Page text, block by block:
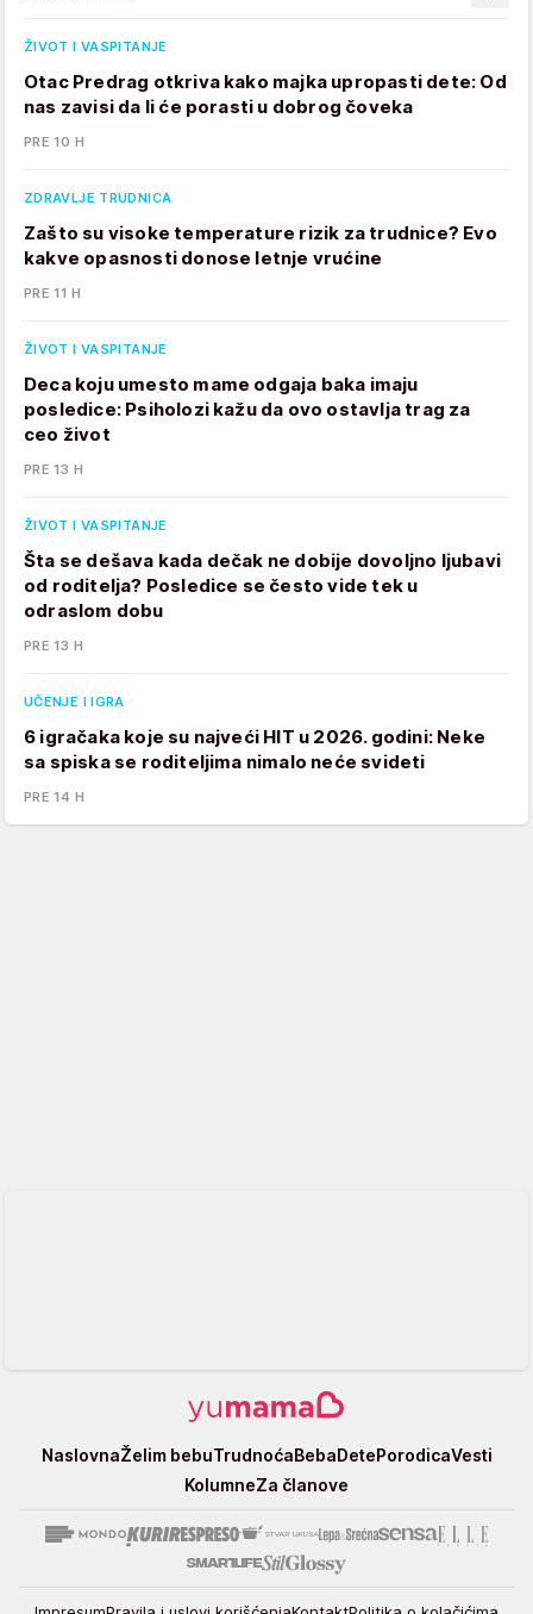
ŽIVOT I VASPITANJE
Otac Predrag otkriva kako majka upropasti dete: Od
nas zavisi da li će porasti u dobrog čoveka
PRE 10 H
ZDRAVLJE TRUDNICA
Zašto su visoke temperature rizik za trudnice? Evo
kakve opasnosti donose letnje vrućine
PRE 11 H
ŽIVOT I VASPITANJE
Deca koju umesto mame odgaja baka imaju
posledice: Psiholozi kažu da ovo ostavlja trag za
ceo život
PRE 13 H
ŽIVOT I VASPITANJE
Šta se dešava kada dečak ne dobije dovoljno ljubavi
od roditelja? Posledice se često vide tek u
odraslom dobu
PRE 13 H
UČENJE I IGRA
6 igračaka koje su najveći HIT u 2026. godini: Neke
sa spiska se roditeljima nimalo neće svideti
PRE 14 H
Yumama
NaslovnaŽelim bebuTrudnoćaBebaDetePorodicaVesti
KolumneZa članove